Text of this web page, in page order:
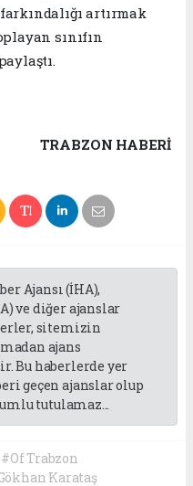
artırmak
sınıfın
TRABZON HABERİ
Ajansı (İHA),
ve diğer ajanslar
sitemizin
ajans
Bu haberlerde yer
geçen ajanslar olup
tutulamaz...
#Of Trabzon
Karataş